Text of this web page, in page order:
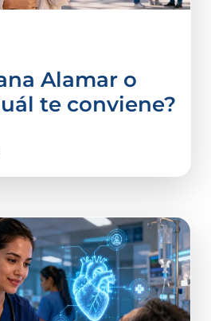
Alamar o
te conviene?